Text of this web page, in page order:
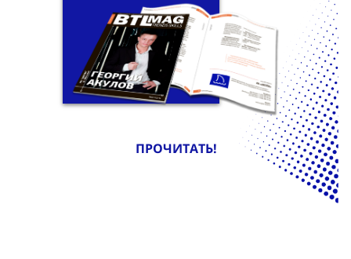
ПРОЧИТАТЬ!